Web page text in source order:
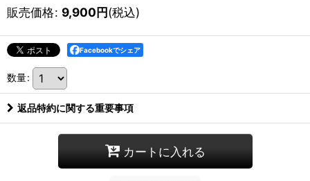
販売価格: 9,900円(税込)
Facebookでシェア
数量:
返品特約に関する重要事項
カートに入れる